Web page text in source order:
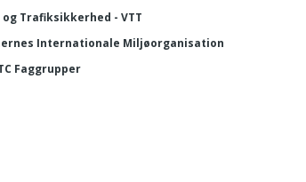
og Trafiksikkerhed - VTT
Internationale Miljøorganisation
Faggrupper